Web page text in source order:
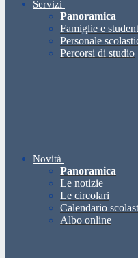
Servizi
Panoramica
Famiglie e
Personale
Percorsi di studio
Novità
Panoramica
Le notizie
Le circolari
Calendario
Albo online